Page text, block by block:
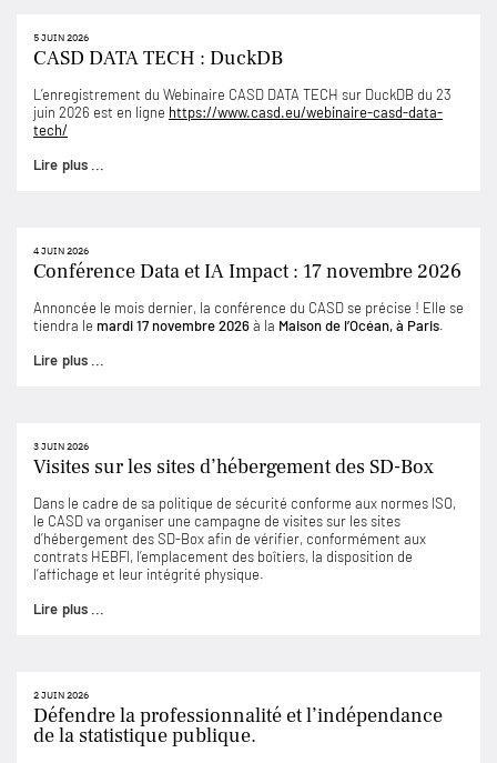
5 JUIN 2026
CASD DATA TECH : DuckDB
L’enregistrement du Webinaire CASD DATA TECH sur DuckDB du 23
juin 2026 est en ligne https://www.casd.eu/webinaire-casd-data-
tech/
Lire plus ...
4 JUIN 2026
Conférence Data et IA Impact : 17 novembre 2026
Annoncée le mois dernier, la conférence du CASD se précise ! Elle se
tiendra le mardi 17 novembre 2026à la Maison de l’Océan, à Paris.
Lire plus ...
3 JUIN 2026
Visites sur les sites d’hébergement des SD-Box
Dans le cadre de sa politique de sécurité conforme aux normes ISO,
le CASD va organiser une campagne de visites sur les sites
d’hébergement des SD-Box afin de vérifier, conformément aux
contrats HEBFI, l’emplacement des boîtiers, la disposition de
l’affichage et leur intégrité physique.
Lire plus ...
2 JUIN 2026
Défendre la professionnalité et l’indépendance
de la statistique publique.